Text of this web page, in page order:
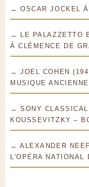
→ OSCAR JOCKEL
→ LE PALAZZETTO
À CLÉMENCE DE
→ JOEL COHEN
MUSIQUE ANCIENNE
→ SONY
KOUSSEVITZKY –
→ ALEXANDER
L'OPÉRA NATIONAL